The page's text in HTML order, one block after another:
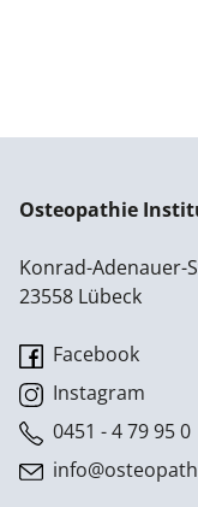
Osteopathie
Konrad-Adenauer-
23558 Lübeck
Facebook
Instagram
0451 - 4 79 95 0